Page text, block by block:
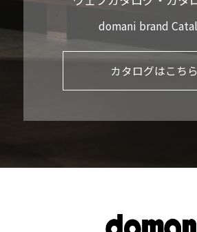
domani brand
カタログはこちら